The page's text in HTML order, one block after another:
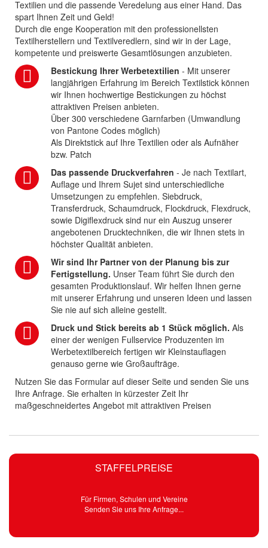
STAFFELPREISE
Für Firmen, Schulen und Vereine
Senden Sie uns Ihre Anfrage...
Textilien und die passende Veredelung aus einer Hand. Das
spart Ihnen Zeit und Geld!
Durch die enge Kooperation mit den professionellsten
Textilherstellern und Textilveredlern, sind wir in der Lage,
kompetente und preiswerte Gesamtlösungen anzubieten.
Bestickung Ihrer Werbetextilien - Mit unserer
langjährigen Erfahrung im Bereich Textilstick können
wir Ihnen hochwertige Bestickungen zu höchst
attraktiven Preisen anbieten.
Über 300 verschiedene Garnfarben (Umwandlung
von Pantone Codes möglich)
Als Direktstick auf Ihre Textilien oder als Aufnäher
bzw. Patch
Das passende Druckverfahren - Je nach Textilart,
Auflage und Ihrem Sujet sind unterschiedliche
Umsetzungen zu empfehlen. Siebdruck,
Transferdruck, Schaumdruck, Flockdruck, Flexdruck,
sowie Digiflexdruck sind nur ein Auszug unserer
angebotenen Drucktechniken, die wir Ihnen stets in
höchster Qualität anbieten.
Wir sind Ihr Partner von der Planung bis zur
Fertigstellung. Unser Team führt Sie durch den
gesamten Produktionslauf. Wir helfen Ihnen gerne
mit unserer Erfahrung und unseren Ideen und lassen
Sie nie auf sich alleine gestellt.
Druck und Stick bereits ab 1 Stück möglich. Als
einer der wenigen Fullservice Produzenten im
Werbetextilbereich fertigen wir Kleinstauflagen
genauso gerne wie Großaufträge.
Nutzen Sie das Formular auf dieser Seite und senden Sie uns
Ihre Anfrage. Sie erhalten in kürzester Zeit Ihr
maßgeschneidertes Angebot mit attraktiven Preisen